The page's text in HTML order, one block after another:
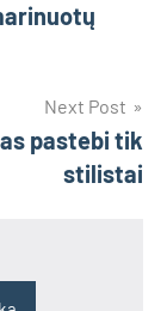
Next Post
pastebi tik
stilistai